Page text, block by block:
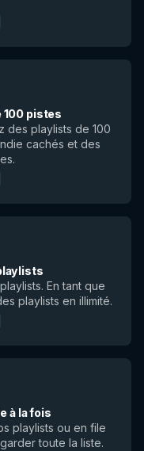
100 pistes
des playlists de 100
cachés et des
En tant que
playlists en illimité.
à la fois
playlists ou en file
toute la liste.